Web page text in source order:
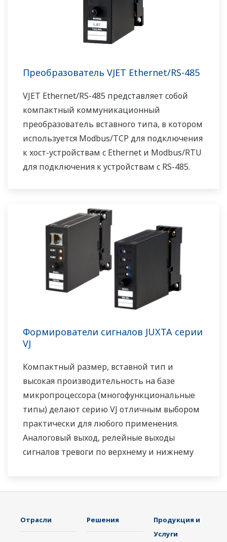
Преобразователь VJET Ethernet/RS-485
VJET Ethernet/RS-485 представляет собой
компактный коммуникационный
преобразователь вставного типа, в котором
используется Modbus/TCP для подключения
к хост-устройствам с Ethernet и Modbus/RTU
для подключения к устройствам с RS-485.
Формирователи сигналов JUXTA серии
VJ
Компактный размер, вставной тип и
высокая производительность на базе
микропроцессора (многофункциональные
типы) делают серию VJ отличным выбором
практически для любого применения.
Аналоговый выход, релейные выходы
сигналов тревоги по верхнему и нижнему
дополнительного второго выхода
Отрасли Решения
Продукция и
Услуги